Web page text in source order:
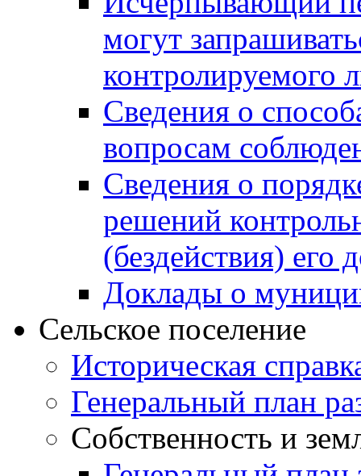
могут
контролируемого
Сведения о
вопросам
Сведения о
решений
(бездействия)
Доклады о
Сельское поселение
Историческая
Генеральный план
Собственность и